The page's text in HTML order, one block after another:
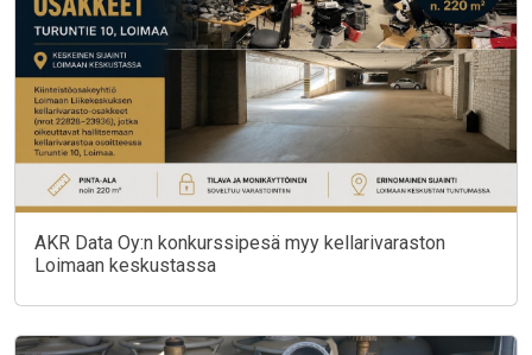
AKR Data Oy:n konkurssipesä myy kellarivaraston
Loimaan keskustassa